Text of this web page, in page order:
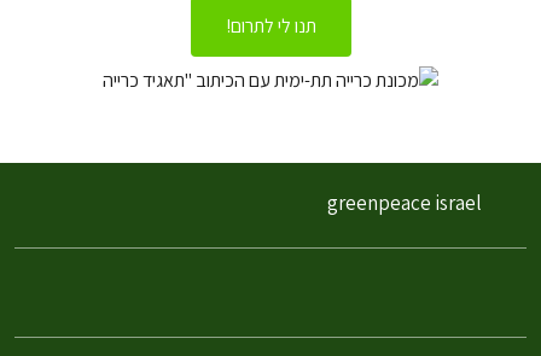
תנו לי לתרום!